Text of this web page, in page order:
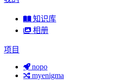
知识库
相册
项目
nopo
myenigma